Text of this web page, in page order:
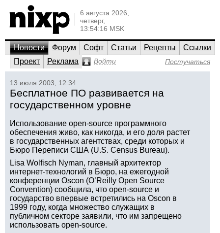
6 августа 2026,
четверг,
13:54:16 MSK
Новости Форум Софт Статьи Рецепты
Ссылки
Проект
Реклама Войти Постучаться
13 июля 2003, 12:34
Бесплатное ПО развивается на
государственном уровне
Использование open-source программного
обеспечения живо, как никогда, и его доля растет
в государственных агентствах, среди которых и
Бюро Переписи США (U.S. Census Bureau).
Lisa Wolfisch Nyman, главный архитектор
интернет-технологий в Бюро, на ежегодной
конференции Oscon (O’Reilly Open Source
Convention) сообщила, что open-source и
государство впервые встретились на Oscon в
1999 году, когда множество служащих в
публичном секторе заявили, что им запрещено
использовать open-source.